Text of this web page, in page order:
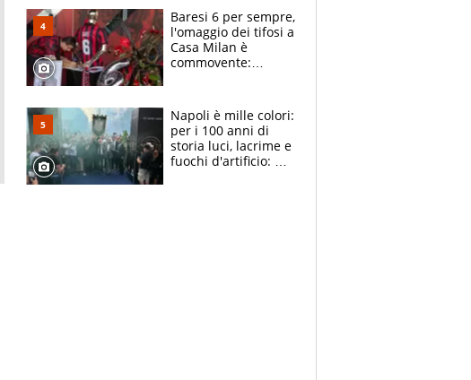
circondati
dall'affetto dei tifosi
Baresi 6 per sempre,
l'omaggio dei tifosi a
Casa Milan è
commovente:
bigliettini
Napoli è mille colori:
per i 100 anni di
storia luci, lacrime e
fuochi d'artificio: De